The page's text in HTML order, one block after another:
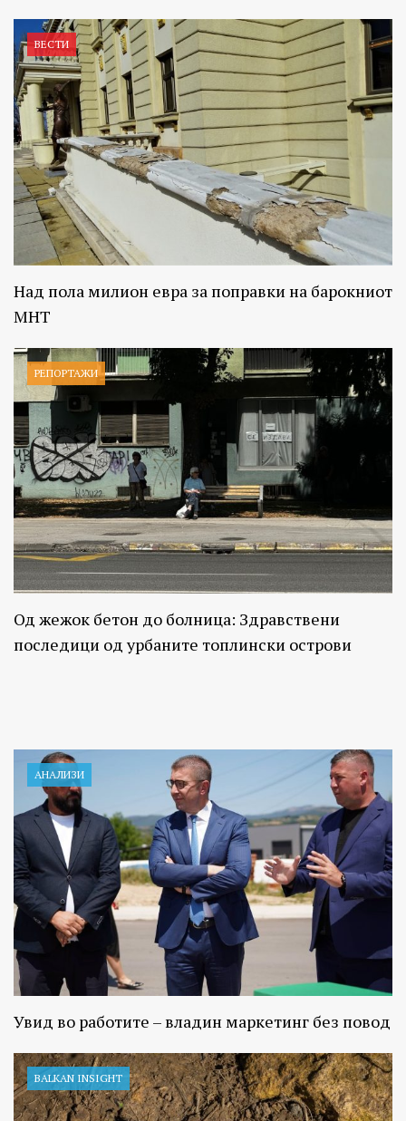
ВЕСТИ
Над пола милион евра за поправки на барокниот
МНТ
РЕПОРТАЖИ
Од жежок бетон до болница: Здравствени
последици од урбаните топлински острови
АНАЛИЗИ
Увид во работите – владин маркетинг без повод
BALKAN INSIGHT